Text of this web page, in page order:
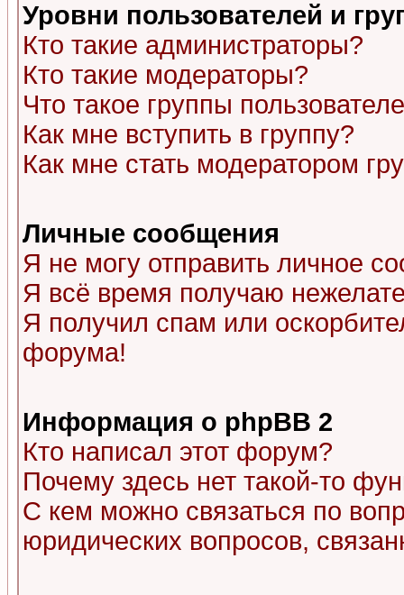
Уровни пользователей и
Кто такие администраторы?
Кто такие модераторы?
Что такое группы
Как мне вступить в группу?
Как мне стать модератором
Личные сообщения
Я не могу отправить личное
Я всё время получаю
Я получил спам или
форума!
Информация о phpBB 2
Кто написал этот форум?
Почему здесь нет такой-то
С кем можно связаться по
юридических вопросов,